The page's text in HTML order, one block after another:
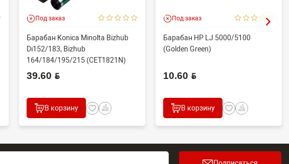
Под заказ
Барабан Konica Minolta Bizhub
Di152/183, Bizhub
164/184/195/215 (CET1821N)
60000 стр.
39.60 BYN
В корзину
Под заказ
Барабан HP LJ 5000/5100
(Golden Green)
10.60 BYN
В корзину